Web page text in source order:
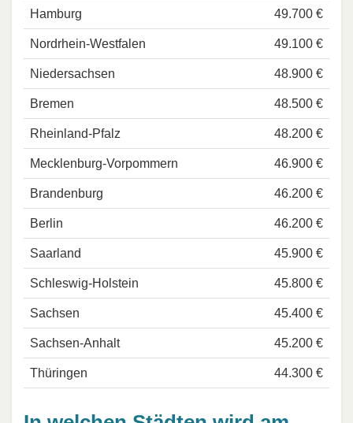
Hamburg 49.700 €
Nordrhein-Westfalen 49.100 €
Niedersachsen 48.900 €
Bremen 48.500 €
Rheinland-Pfalz 48.200 €
Mecklenburg-Vorpommern 46.900 €
Brandenburg 46.200 €
Berlin 46.200 €
Saarland 45.900 €
Schleswig-Holstein 45.800 €
Sachsen 45.400 €
Sachsen-Anhalt 45.200 €
Thüringen 44.300 €